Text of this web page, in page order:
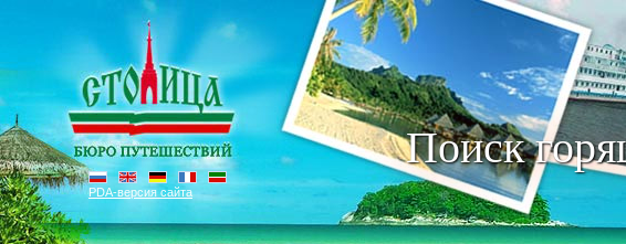
Поиск
PDA-версия сайта